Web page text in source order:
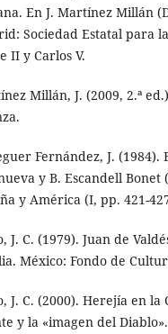
En J. Martínez Millán
Sociedad Estatal para
II y Carlos V.
Millán, J. (2009, 2.ª
Fernández, J.
y B. Escandell
y América (I, pp. 421-
J. C. (1979). Juan de
México: Fondo de
J. C. (2000). Herejía en
y la «imagen del